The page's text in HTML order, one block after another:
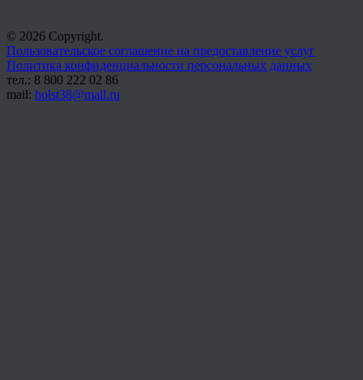
© 2026 Copyright.
Пользовательское соглашение на предоставление услуг
Политика конфиденциальности персональных данных
тел.: 8 800 222 02 86
mail: holst38@mail.ru